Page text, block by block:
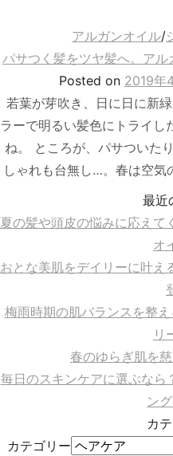
アルガンオイル/
パサつく髪をツヤ髪へ。ア
Posted on 2019年
若葉が芽吹き、日に日に新
ラーで明るい髪色にトライし
ね。 ところが、パサついた
しゃれも台無し…。春は空気
最近
夏の髪や頭皮の悩みに応えて
オ
おとな美肌をデイリーに叶
梅雨時期の肌バランスを整
リ
春のゆらぎ肌を
毎日のスキンケアに選ぶなら
ン
カ
カテゴリー